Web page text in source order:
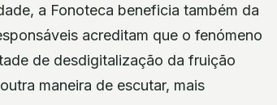
a Fonoteca beneficia também da
acreditam que o fenómeno
de desdigitalização da fruição
maneira de escutar, mais